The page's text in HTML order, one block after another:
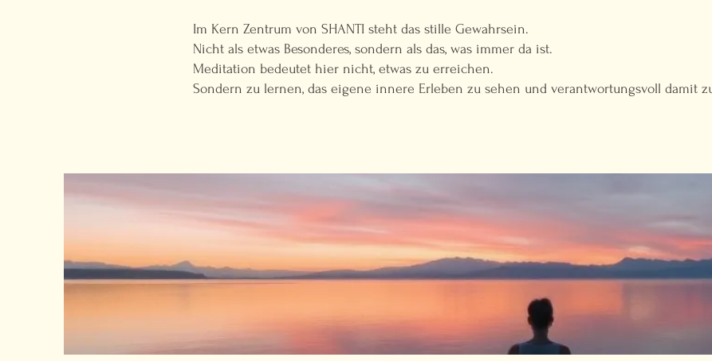
Im Kern Zentrum von SHANTI steht das stille Gewahrsein.
Nicht als etwas Besonderes, sondern als das, was immer da ist.
Meditation bedeutet hier nicht, etwas zu erreichen.
Sondern zu lernen, das eigene innere Erleben zu sehen und verantwortungsvoll damit